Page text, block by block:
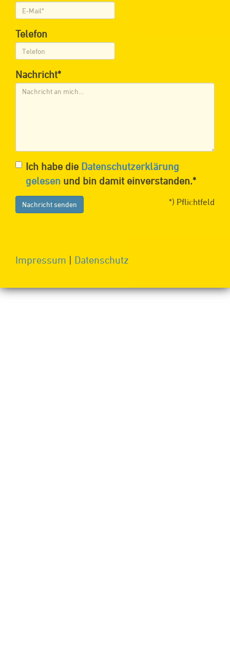
Telefon
Nachricht*
Ich habe die Datenschutzerklärung
gelesen und bin damit einverstanden.*
Nachricht senden *) Pflichtfeld
Impressum | Datenschutz